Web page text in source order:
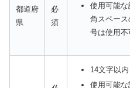
都道府
県
必
須
使用可能な
角スペー
号は使用不
14文字以内
使用可能な